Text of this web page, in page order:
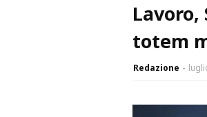
totem
Redazione